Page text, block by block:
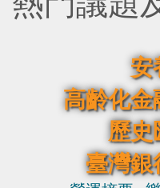
安
高齡化金
歷史
臺灣銀